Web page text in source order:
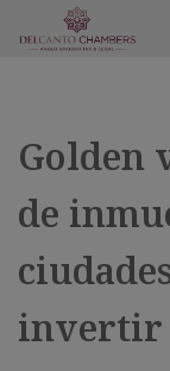
Golden
de
invertir